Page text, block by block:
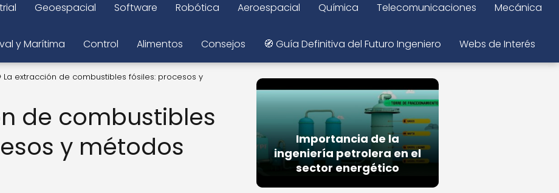
Geoespacial Software Robótica Aeroespacial Química Telecomunicaciones Mecánica
y Marítima Control Alimentos Consejos 🧭 Guía Definitiva del Futuro Ingeniero Webs de Interés
La extracción de combustibles fósiles: procesos y
de combustibles
y métodos
Importancia de la
ingeniería petrolera en el
sector energético